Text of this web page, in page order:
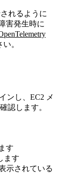
れるように
害発生時に
。
ンし、EC2 メ
認します。
す
ます
示されている